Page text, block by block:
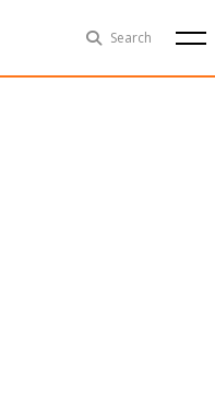
Search